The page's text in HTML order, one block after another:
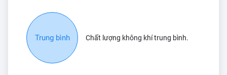
Trung bình Chất lượng không khí trung bình.